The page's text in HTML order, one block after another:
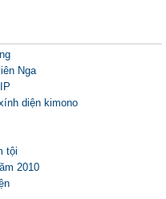
Nga
diện kimono
tội
2010